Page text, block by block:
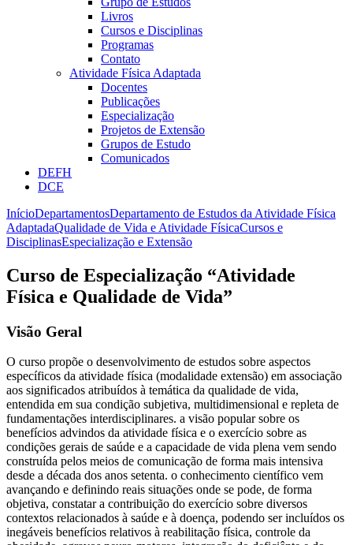
Livros
Cursos e Disciplinas
Programas
Contato
Atividade Física Adaptada
Docentes
Publicações
Especialização
Projetos de Extensão
Grupos de Estudo
Comunicados
DEFH
DCE
InícioDepartamentosDepartamento de Estudos da Atividade Física
AdaptadaQualidade de Vida e Atividade FísicaCursos e
DisciplinasEspecialização e Extensão
Curso de Especialização “Atividade
Física e Qualidade de Vida”
Visão Geral
O curso propõe o desenvolvimento de estudos sobre aspectos
específicos da atividade física (modalidade extensão) em associação
aos significados atribuídos à temática da qualidade de vida,
entendida em sua condição subjetiva, multidimensional e repleta de
fundamentações interdisciplinares. a visão popular sobre os
benefícios advindos da atividade física e o exercício sobre as
condições gerais de saúde e a capacidade de vida plena vem sendo
construída pelos meios de comunicação de forma mais intensiva
desde a década dos anos setenta. o conhecimento científico vem
avançando e definindo reais situações onde se pode, de forma
objetiva, constatar a contribuição do exercício sobre diversos
contextos relacionados à saúde e à doença, podendo ser incluídos os
inegáveis benefícios relativos à reabilitação física, controle da